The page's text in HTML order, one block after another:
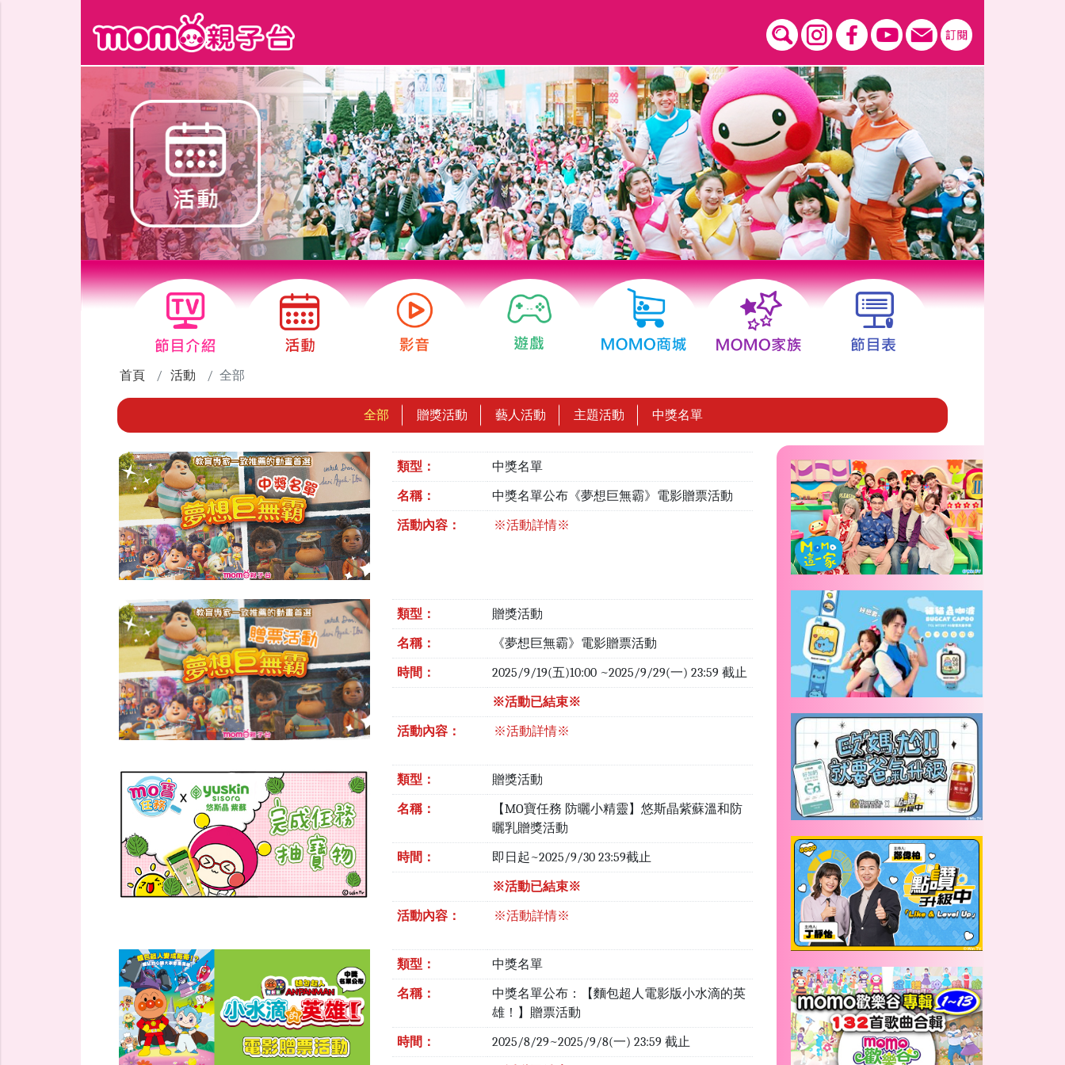
首頁 活動 全部
全部 贈獎活動 藝人活動 主題活動 中獎名單
類型： 中獎名單
名稱： 中獎名單公布《夢想巨無霸》電影贈票活動
活動內容： ※活動詳情※
類型： 贈獎活動
名稱： 《夢想巨無霸》電影贈票活動
時間： 2025/9/19(五)10:00 ~2025/9/29(一) 23:59 截止
※活動已結束※
活動內容： ※活動詳情※
類型： 贈獎活動
名稱：
【MO寶任務 防曬小精靈】悠斯晶紫蘇溫和防
曬乳贈獎活動
時間： 即日起~2025/9/30 23:59截止
※活動已結束※
活動內容： ※活動詳情※
類型： 中獎名單
名稱：
中獎名單公布：【麵包超人電影版小水滴的英
雄！】贈票活動
時間： 2025/8/29~2025/9/8(一) 23:59 截止